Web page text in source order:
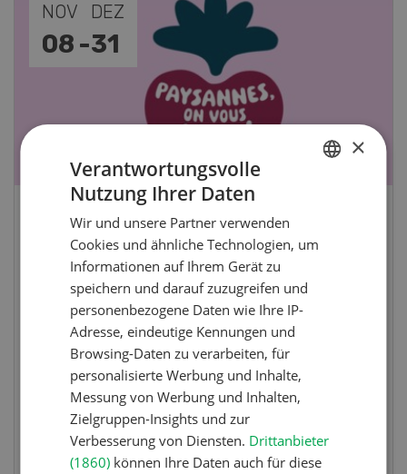
NOV
08 -
DEZ
31
Paysannes, on vous aime !
Eine immersive Ausstellung, die den Frauen in
der Landwirtschaft der Westschweiz gewidmet
MEHR ZUR VERANSTALTUNG
×
Verantwortungsvolle
Nutzung Ihrer Daten
Wir und unsere Partner verwenden
Cookies und ähnliche Technologien, um
Informationen auf Ihrem Gerät zu
speichern und darauf zuzugreifen und
personenbezogene Daten wie Ihre IP-
Adresse, eindeutige Kennungen und
Browsing-Daten zu verarbeiten, für
personalisierte Werbung und Inhalte,
Messung von Werbung und Inhalten,
Zielgruppen-Insights und zur
Verbesserung von Diensten. Drittanbieter
(1860) können Ihre Daten auch für diese